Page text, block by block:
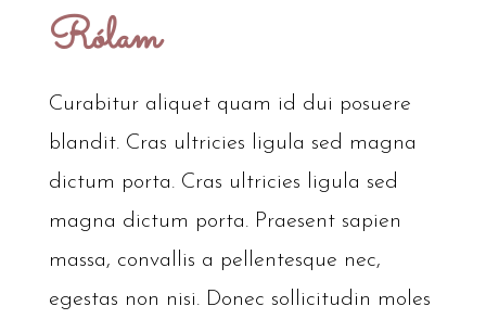
Rólam
Curabitur aliquet quam id dui posuere
blandit. Cras ultricies ligula sed magna
dictum porta. Cras ultricies ligula sed
magna dictum porta. Praesent sapien
massa, convallis a pellentesque nec,
egestas non nisi. Donec sollicitudin moles